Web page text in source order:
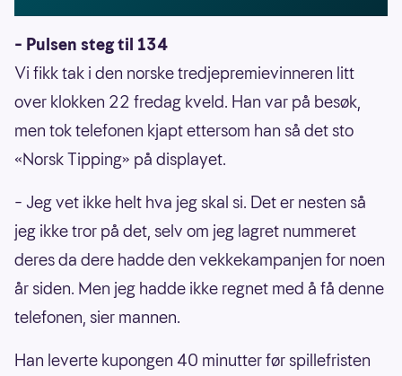
– Pulsen steg til 134
Vi fikk tak i den norske tredjepremievinneren litt
over klokken 22 fredag kveld. Han var på besøk,
men tok telefonen kjapt ettersom han så det sto
«Norsk Tipping» på displayet.
– Jeg vet ikke helt hva jeg skal si. Det er nesten så
jeg ikke tror på det, selv om jeg lagret nummeret
deres da dere hadde den vekkekampanjen for noen
år siden. Men jeg hadde ikke regnet med å få denne
telefonen, sier mannen.
Han leverte kupongen 40 minutter før spillefristen